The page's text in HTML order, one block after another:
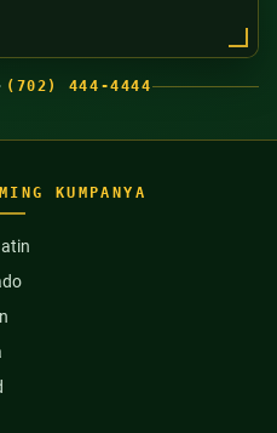
· (702) 444-4444
KUMPANYA